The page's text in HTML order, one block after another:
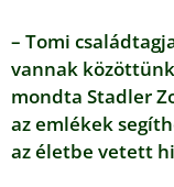
– Tomi
vannak
mondta Stadler
az emlékek
az életbe vetett